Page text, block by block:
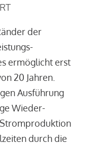
der
ermöglicht erst
20 Jahren.
Ausführung
Wieder-
durch die